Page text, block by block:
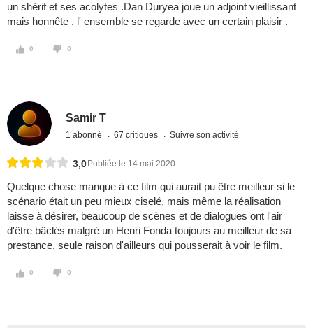
un shérif et ses acolytes .Dan Duryea joue un adjoint vieillissant
mais honnête . l' ensemble se regarde avec un certain plaisir .
0 0
Samir T
1 abonné 67 critiques Suivre son activité
3,0 Publiée le 14 mai 2020
Quelque chose manque à ce film qui aurait pu être meilleur si le
scénario était un peu mieux ciselé, mais même la réalisation
laisse à désirer, beaucoup de scènes et de dialogues ont l'air
d'être bâclés malgré un Henri Fonda toujours au meilleur de sa
prestance, seule raison d'ailleurs qui pousserait à voir le film.
0 0